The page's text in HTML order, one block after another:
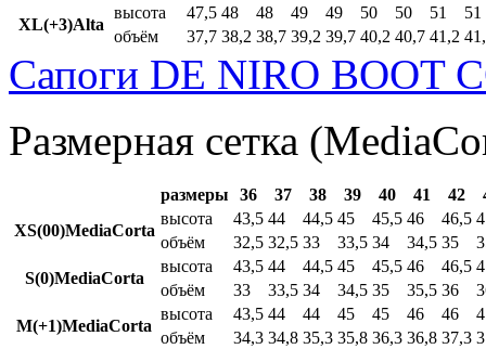
XL(+3)Alta
высота 47,5 48 48 49 49 50 50 51
51
объём
37,7 38,2 38,7 39,2 39,7 40,2 40,7 41,2
Сапоги DE NIRO BOOT
Размерная сетка
размеры 36 37 38 39 40 41 42
XS(00)MediaCorta
высота 43,5 44 44,5 45 45,5 46 46,5
объём
32,5 32,5 33 33,5 34 34,5 35
S(0)MediaCorta
высота 43,5 44 44,5 45 45,5 46 46,5
объём
33 33,5 34 34,5 35 35,5 36
M(+1)MediaCorta
высота 43,5 44 44 45 45 46 46
объём
34,3 34,8 35,3 35,8 36,3 36,8 37,3